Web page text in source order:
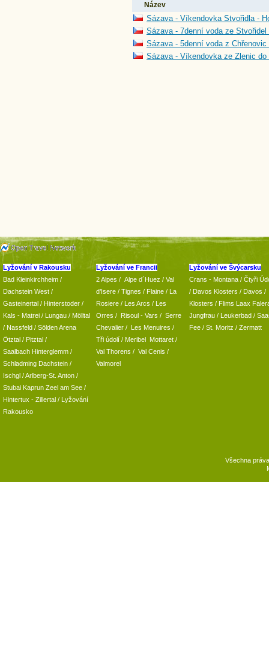
Název
Sázava - Víkendovka Stvořidla -
Sázava - 7denní voda ze
Sázava - 5denní voda z
Sázava - Víkendovka ze Zlenic
Lyžování v Rakousku
Bad Kleinkirchheim /
Dachstein West /
Gasteinertal / Hinterstoder /
Kals - Matrei / Lungau / Mölltal
/ Nassfeld / Sölden Arena
Ötztal / Pitztal /
Saalbach Hinterglemm /
Schladming Dachstein /
Ischgl /Arlberg-St. Anton /
Stubai Kaprun Zeel am See /
Hintertux - Zillertal / Lyžování
Rakousko
Lyžování ve Francii
2 Alpes / Alpe d´Huez / Val
d’Isere / Tignes / Flaine / La
Rosiere / Les Arcs / Les
Orres / Risoul - Vars / Serre
Chevalier / Les Menuires /
Tři údolí / Meribel Mottaret /
Val Thorens / Val Cenis /
Valmorel
Lyžování ve Švýcarsku
Crans - Montana / Čtyři
/ Davos Klosters / Davos /
Klosters / Flims Laax
Jungfrau / Leukerbad /
Fee / St. Moritz / Zermatt
Všechna